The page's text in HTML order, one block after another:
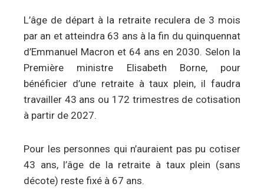
L’âge de départ à la retraite reculera de 3 mois
par an et atteindra 63 ans à la fin du quinquennat
d’Emmanuel Macron et 64 ans en 2030. Selon la
Première ministre Elisabeth Borne, pour
bénéficier d’une retraite à taux plein, il faudra
travailler 43 ans ou 172 trimestres de cotisation
à partir de 2027.
Pour les personnes qui n’auraient pas pu cotiser
43 ans, l’âge de la retraite à taux plein (sans
décote) reste fixé à 67 ans.